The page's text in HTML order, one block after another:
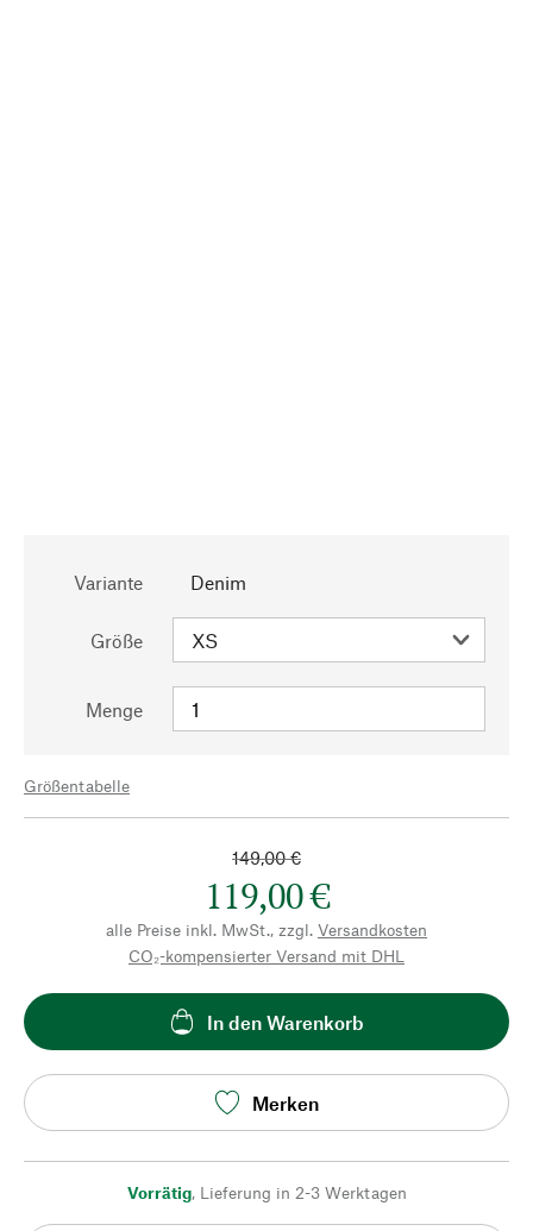
Variante Denim
Größe
Menge
Größentabelle
149,00 €
119,00 €
alle Preise inkl. MwSt., zzgl. Versandkosten
CO₂-kompensierter Versand mit DHL
In den Warenkorb
Merken
Vorrätig, Lieferung in 2-3 Werktagen